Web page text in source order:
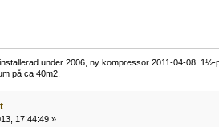
under 2006, ny kompressor 2011-04-08.
på ca 40m2.
17:44:49 »